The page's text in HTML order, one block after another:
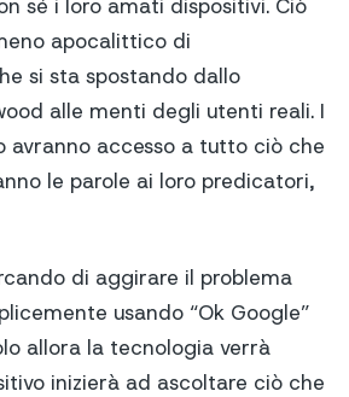
sé i loro amati dispositivi. Ciò
apocalittico di
si sta spostando dallo
alle menti degli utenti reali. I
avranno accesso a tutto ciò che
le parole ai loro predicatori,
di aggirare il problema
usando “Ok Google”
allora la tecnologia verrà
inizierà ad ascoltare ciò che